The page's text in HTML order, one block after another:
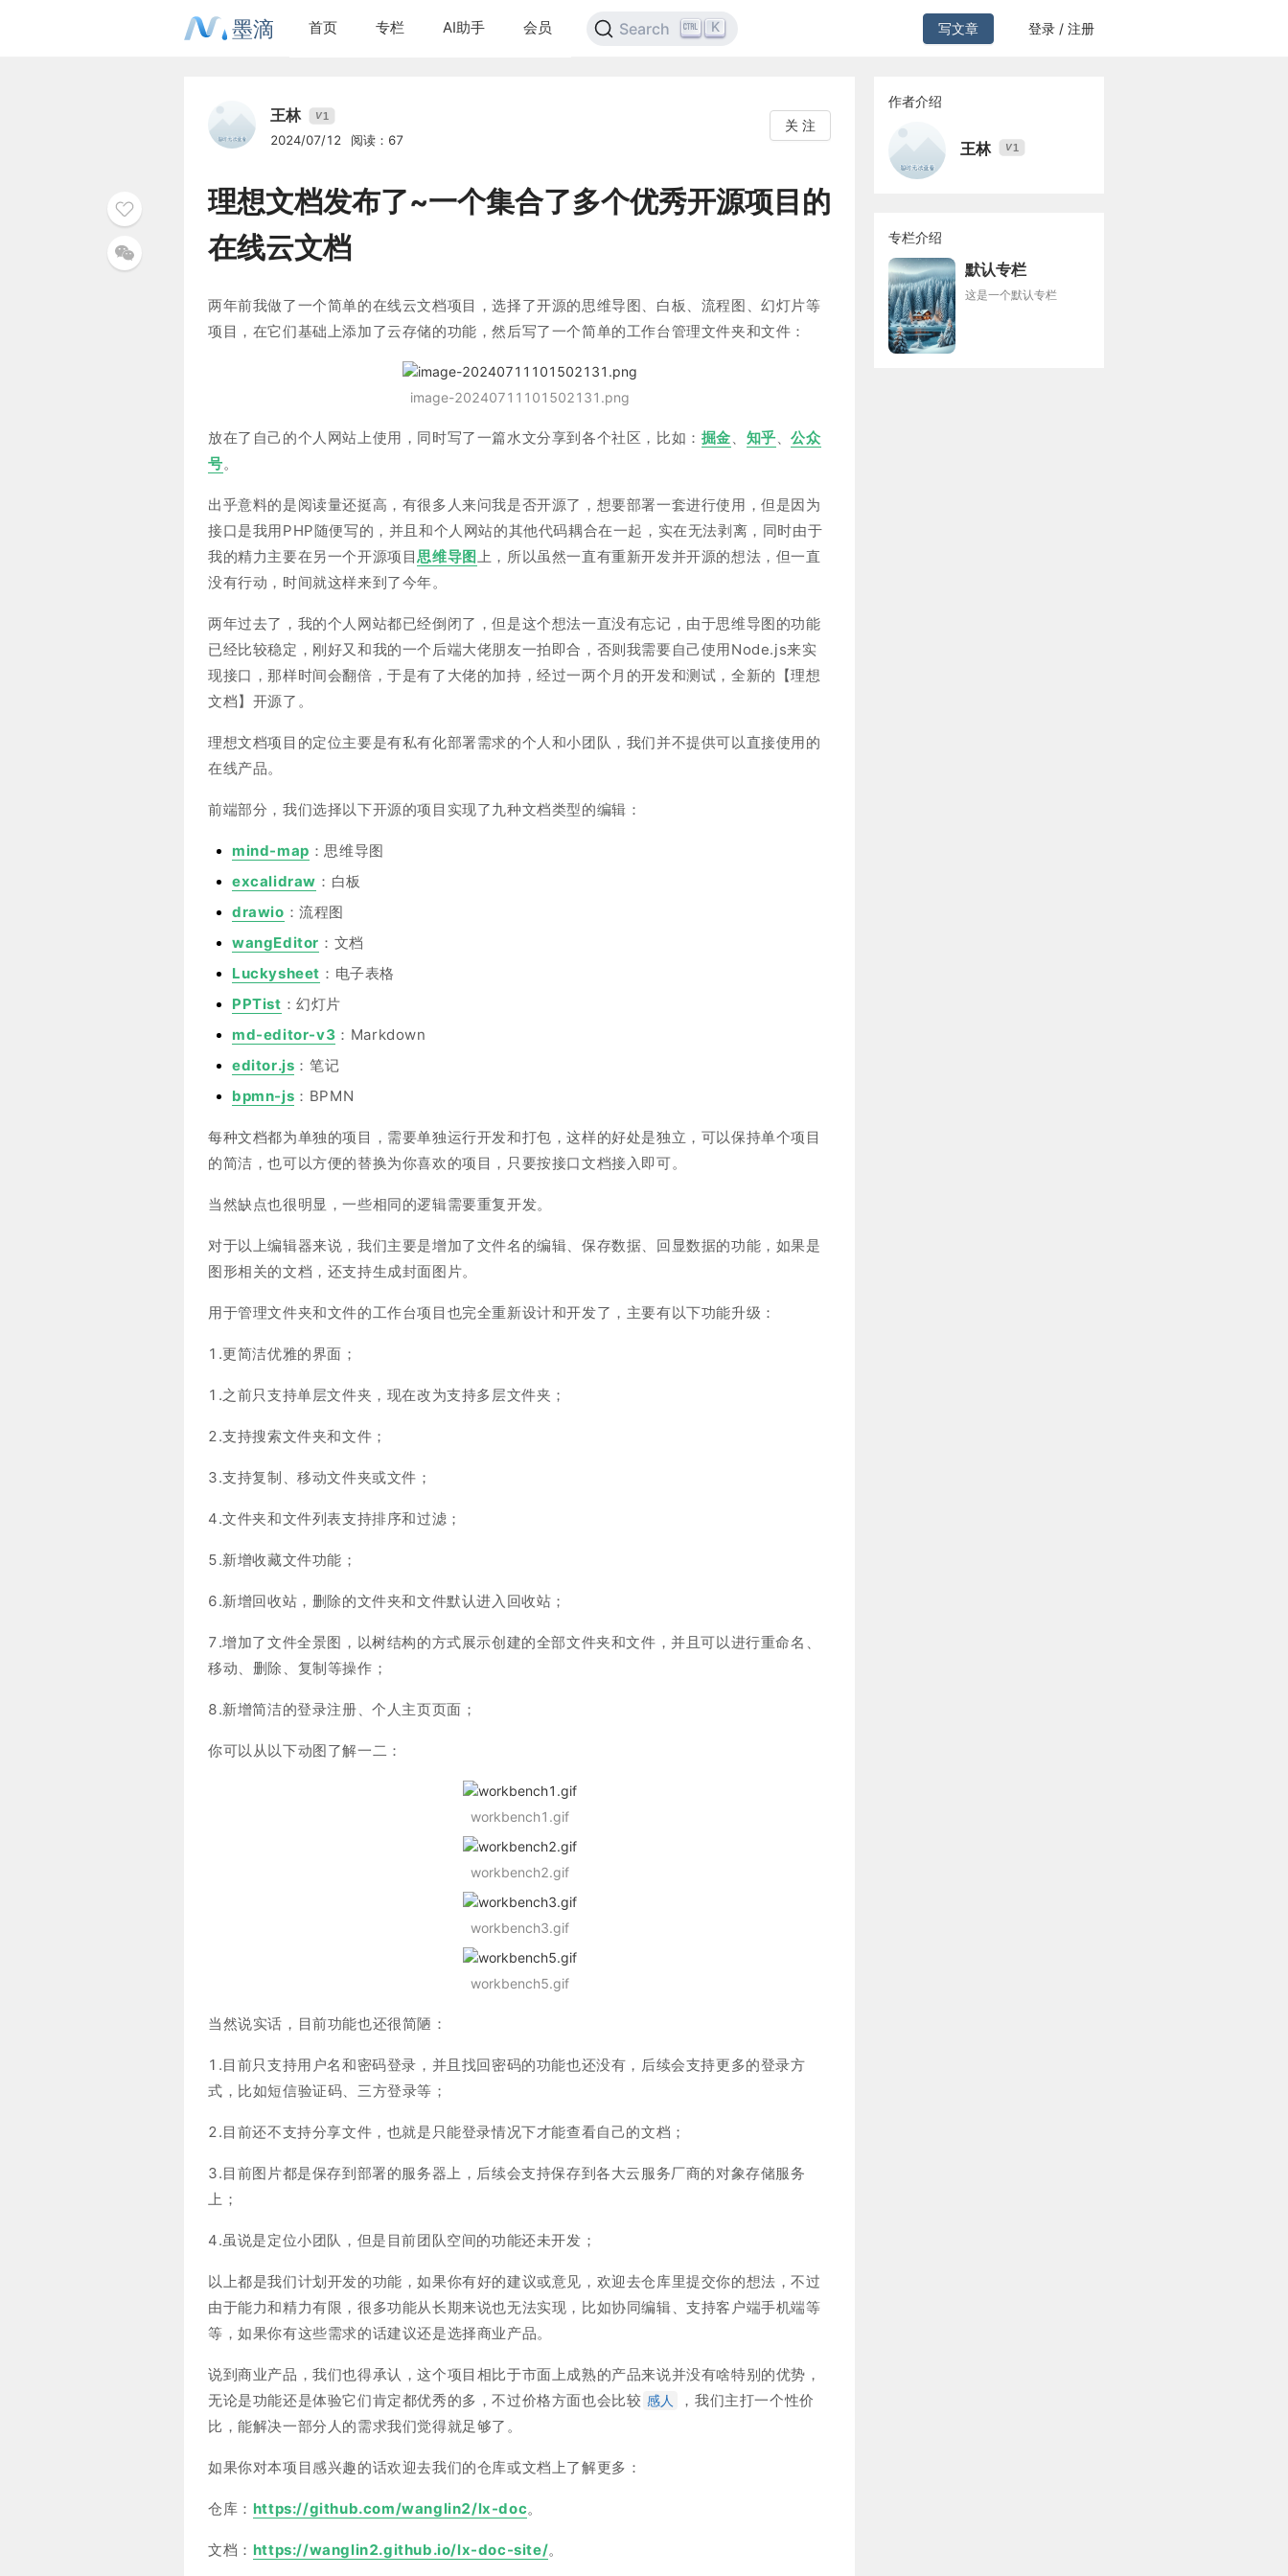
墨滴 首页 专栏 AI助手 会员 Search K 写文章 登录 / 注册
王林 V1
2024/07/12 阅读：67
关 注
理想文档发布了~一个集合了多个优秀开源项目的
在线云文档
两年前我做了一个简单的在线云文档项目，选择了开源的思维导图、白板、流程图、幻灯片等
项目，在它们基础上添加了云存储的功能，然后写了一个简单的工作台管理文件夹和文件：
image-20240711101502131.png
放在了自己的个人网站上使用，同时写了一篇水文分享到各个社区，比如： 掘金、 知乎、公众
号。
出乎意料的是阅读量还挺高，有很多人来问我是否开源了，想要部署一套进行使用，但是因为
接口是我用PHP随便写的，并且和个人网站的其他代码耦合在一起，实在无法剥离，同时由于
我的精力主要在另一个开源项目思维导图上，所以虽然一直有重新开发并开源的想法，但一直
没有行动，时间就这样来到了今年。
两年过去了，我的个人网站都已经倒闭了，但是这个想法一直没有忘记，由于思维导图的功能
已经比较稳定，刚好又和我的一个后端大佬朋友一拍即合，否则我需要自己使用Node.js来实
现接口，那样时间会翻倍，于是有了大佬的加持，经过一两个月的开发和测试，全新的【理想
文档】开源了。
理想文档项目的定位主要是有私有化部署需求的个人和小团队，我们并不提供可以直接使用的
在线产品。
前端部分，我们选择以下开源的项目实现了九种文档类型的编辑：
mind-map ：思维导图
excalidraw ：白板
drawio ：流程图
wangEditor ：文档
Luckysheet ：电子表格
PPTist ：幻灯片
md-editor-v3 ：Markdown
editor.js ：笔记
bpmn-js ：BPMN
每种文档都为单独的项目，需要单独运行开发和打包，这样的好处是独立，可以保持单个项目
的简洁，也可以方便的替换为你喜欢的项目，只要按接口文档接入即可。
当然缺点也很明显，一些相同的逻辑需要重复开发。
对于以上编辑器来说，我们主要是增加了文件名的编辑、保存数据、回显数据的功能，如果是
图形相关的文档，还支持生成封面图片。
用于管理文件夹和文件的工作台项目也完全重新设计和开发了，主要有以下功能升级：
1.更简洁优雅的界面；
1.之前只支持单层文件夹，现在改为支持多层文件夹；
2.支持搜索文件夹和文件；
3.支持复制、移动文件夹或文件；
4.文件夹和文件列表支持排序和过滤；
5.新增收藏文件功能；
6.新增回收站，删除的文件夹和文件默认进入回收站；
7.增加了文件全景图，以树结构的方式展示创建的全部文件夹和文件，并且可以进行重命名、
移动、删除、复制等操作；
8.新增简洁的登录注册、个人主页页面；
你可以从以下动图了解一二：
workbench1.gif
workbench2.gif
workbench3.gif
workbench5.gif
当然说实话，目前功能也还很简陋：
1.目前只支持用户名和密码登录，并且找回密码的功能也还没有，后续会支持更多的登录方
式，比如短信验证码、三方登录等；
2.目前还不支持分享文件，也就是只能登录情况下才能查看自己的文档；
3.目前图片都是保存到部署的服务器上，后续会支持保存到各大云服务厂商的对象存储服务
上；
4.虽说是定位小团队，但是目前团队空间的功能还未开发；
以上都是我们计划开发的功能，如果你有好的建议或意见，欢迎去仓库里提交你的想法，不过
由于能力和精力有限，很多功能从长期来说也无法实现，比如协同编辑、支持客户端手机端等
等，如果你有这些需求的话建议还是选择商业产品。
说到商业产品，我们也得承认，这个项目相比于市面上成熟的产品来说并没有啥特别的优势，
无论是功能还是体验它们肯定都优秀的多，不过价格方面也会比较 感人
，我们主打一个性价
比，能解决一部分人的需求我们觉得就足够了。
如果你对本项目感兴趣的话欢迎去我们的仓库或文档上了解更多：
仓库： https://github.com/wanglin2/lx-doc。
文档： https://wanglin2.github.io/lx-doc-site/。
作者介绍
王林 V1
专栏介绍
默认专栏
这是一个默认专栏